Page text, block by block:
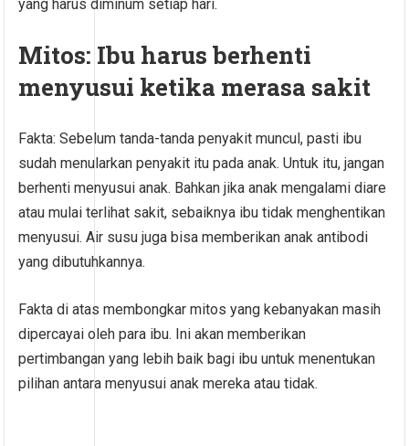
yang harus diminum setiap hari.
Mitos: Ibu harus berhenti
menyusui ketika merasa sakit
Fakta: Sebelum tanda-tanda penyakit muncul, pasti ibu
sudah menularkan penyakit itu pada anak. Untuk itu, jangan
berhenti menyusui anak. Bahkan jika anak mengalami diare
atau mulai terlihat sakit, sebaiknya ibu tidak menghentikan
menyusui. Air susu juga bisa memberikan anak antibodi
yang dibutuhkannya.
Fakta di atas membongkar mitos yang kebanyakan masih
dipercayai oleh para ibu. Ini akan memberikan
pertimbangan yang lebih baik bagi ibu untuk menentukan
pilihan antara menyusui anak mereka atau tidak.